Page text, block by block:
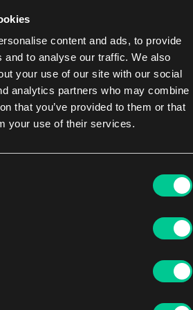
content and ads, to provide
and to analyse our traffic. We also
your use of our site with our social
analytics partners who may combine
that you’ve provided to them or that
your use of their services.
tímto tapnutím pomohly zahrát.
pokud máte v balíčku dostatek
těžit.